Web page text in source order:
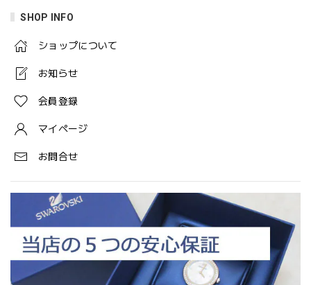
SHOP INFO
ショップについて
お知らせ
会員登録
マイページ
お問合せ